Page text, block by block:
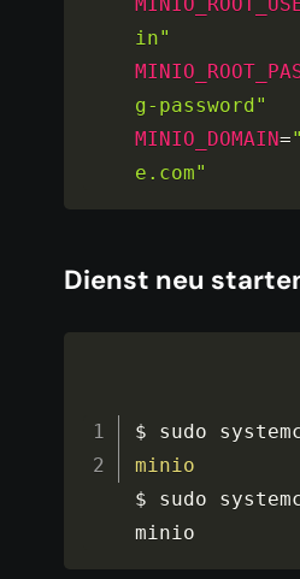
in"
g-password"
MINIO_DOMAIN=
e.com"
Dienst neu
minio
$ sudo
minio